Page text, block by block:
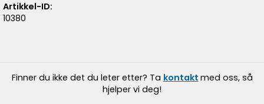
Artikkel-ID:
10380
Finner du ikke det du leter etter? Ta kontakt med oss, så
hjelper vi deg!